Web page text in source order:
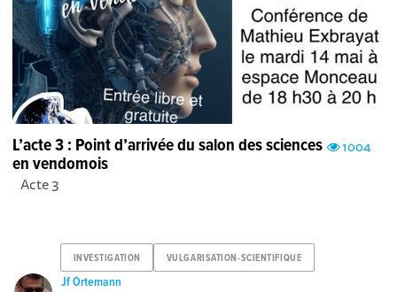
1004
L’acte 3 : Point d’arrivée du salon des sciences
en vendomois
Acte 3
INVESTIGATION VULGARISATION-SCIENTIFIQUE
Jf Ortemann